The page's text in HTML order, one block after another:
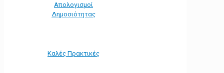
Απολογισμοί
Δημοσιότητας
Καλές Πρακτικές